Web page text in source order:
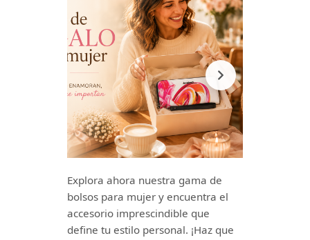
Explora ahora nuestra gama de
bolsos para mujer y encuentra el
accesorio imprescindible que
define tu estilo personal. ¡Haz que